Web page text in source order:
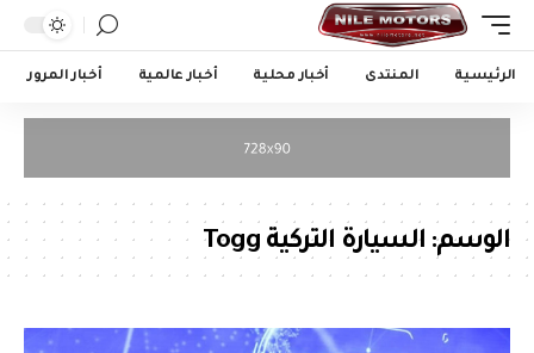
الرئيسية المنتدى أخبار محلية أخبار عالمية أخبار المرور
الوسم: السيارة التركية Togg